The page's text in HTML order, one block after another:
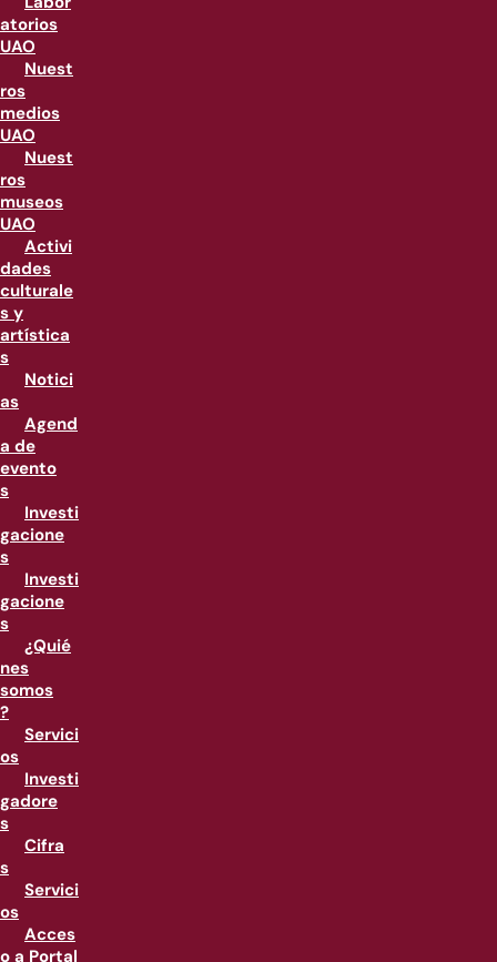
atorios
UAO
Nuest
ros
medios
UAO
Nuest
ros
museos
UAO
Activi
dades
culturale
s y
artística
s
Notici
as
Agend
a de
evento
s
Investi
gacione
s
Investi
gacione
s
¿Quié
nes
somos
?
Servici
os
Investi
gadore
s
Cifra
s
Servici
os
Acces
o a Portal